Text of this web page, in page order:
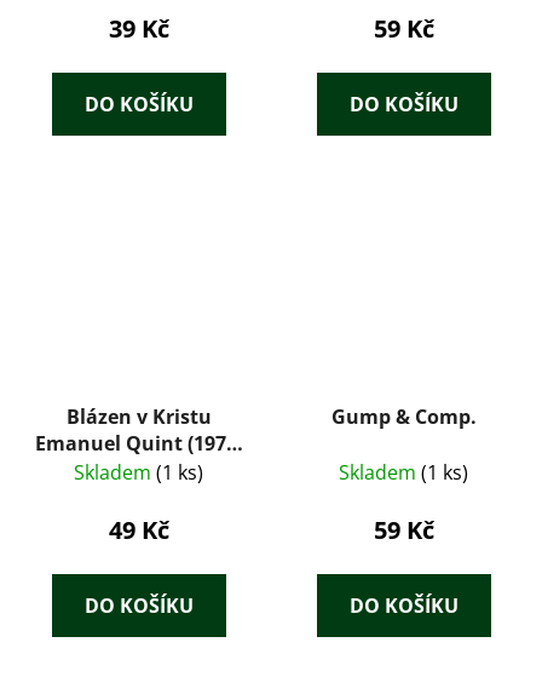
39 Kč
DO KOŠÍKU
59 Kč
DO KOŠÍKU
Blázen v Kristu
Emanuel Quint (1975)
– Gerhart
Skladem (1 ks)
49 Kč
DO KOŠÍKU
Gump & Comp.
Skladem (1 ks)
59 Kč
DO KOŠÍKU